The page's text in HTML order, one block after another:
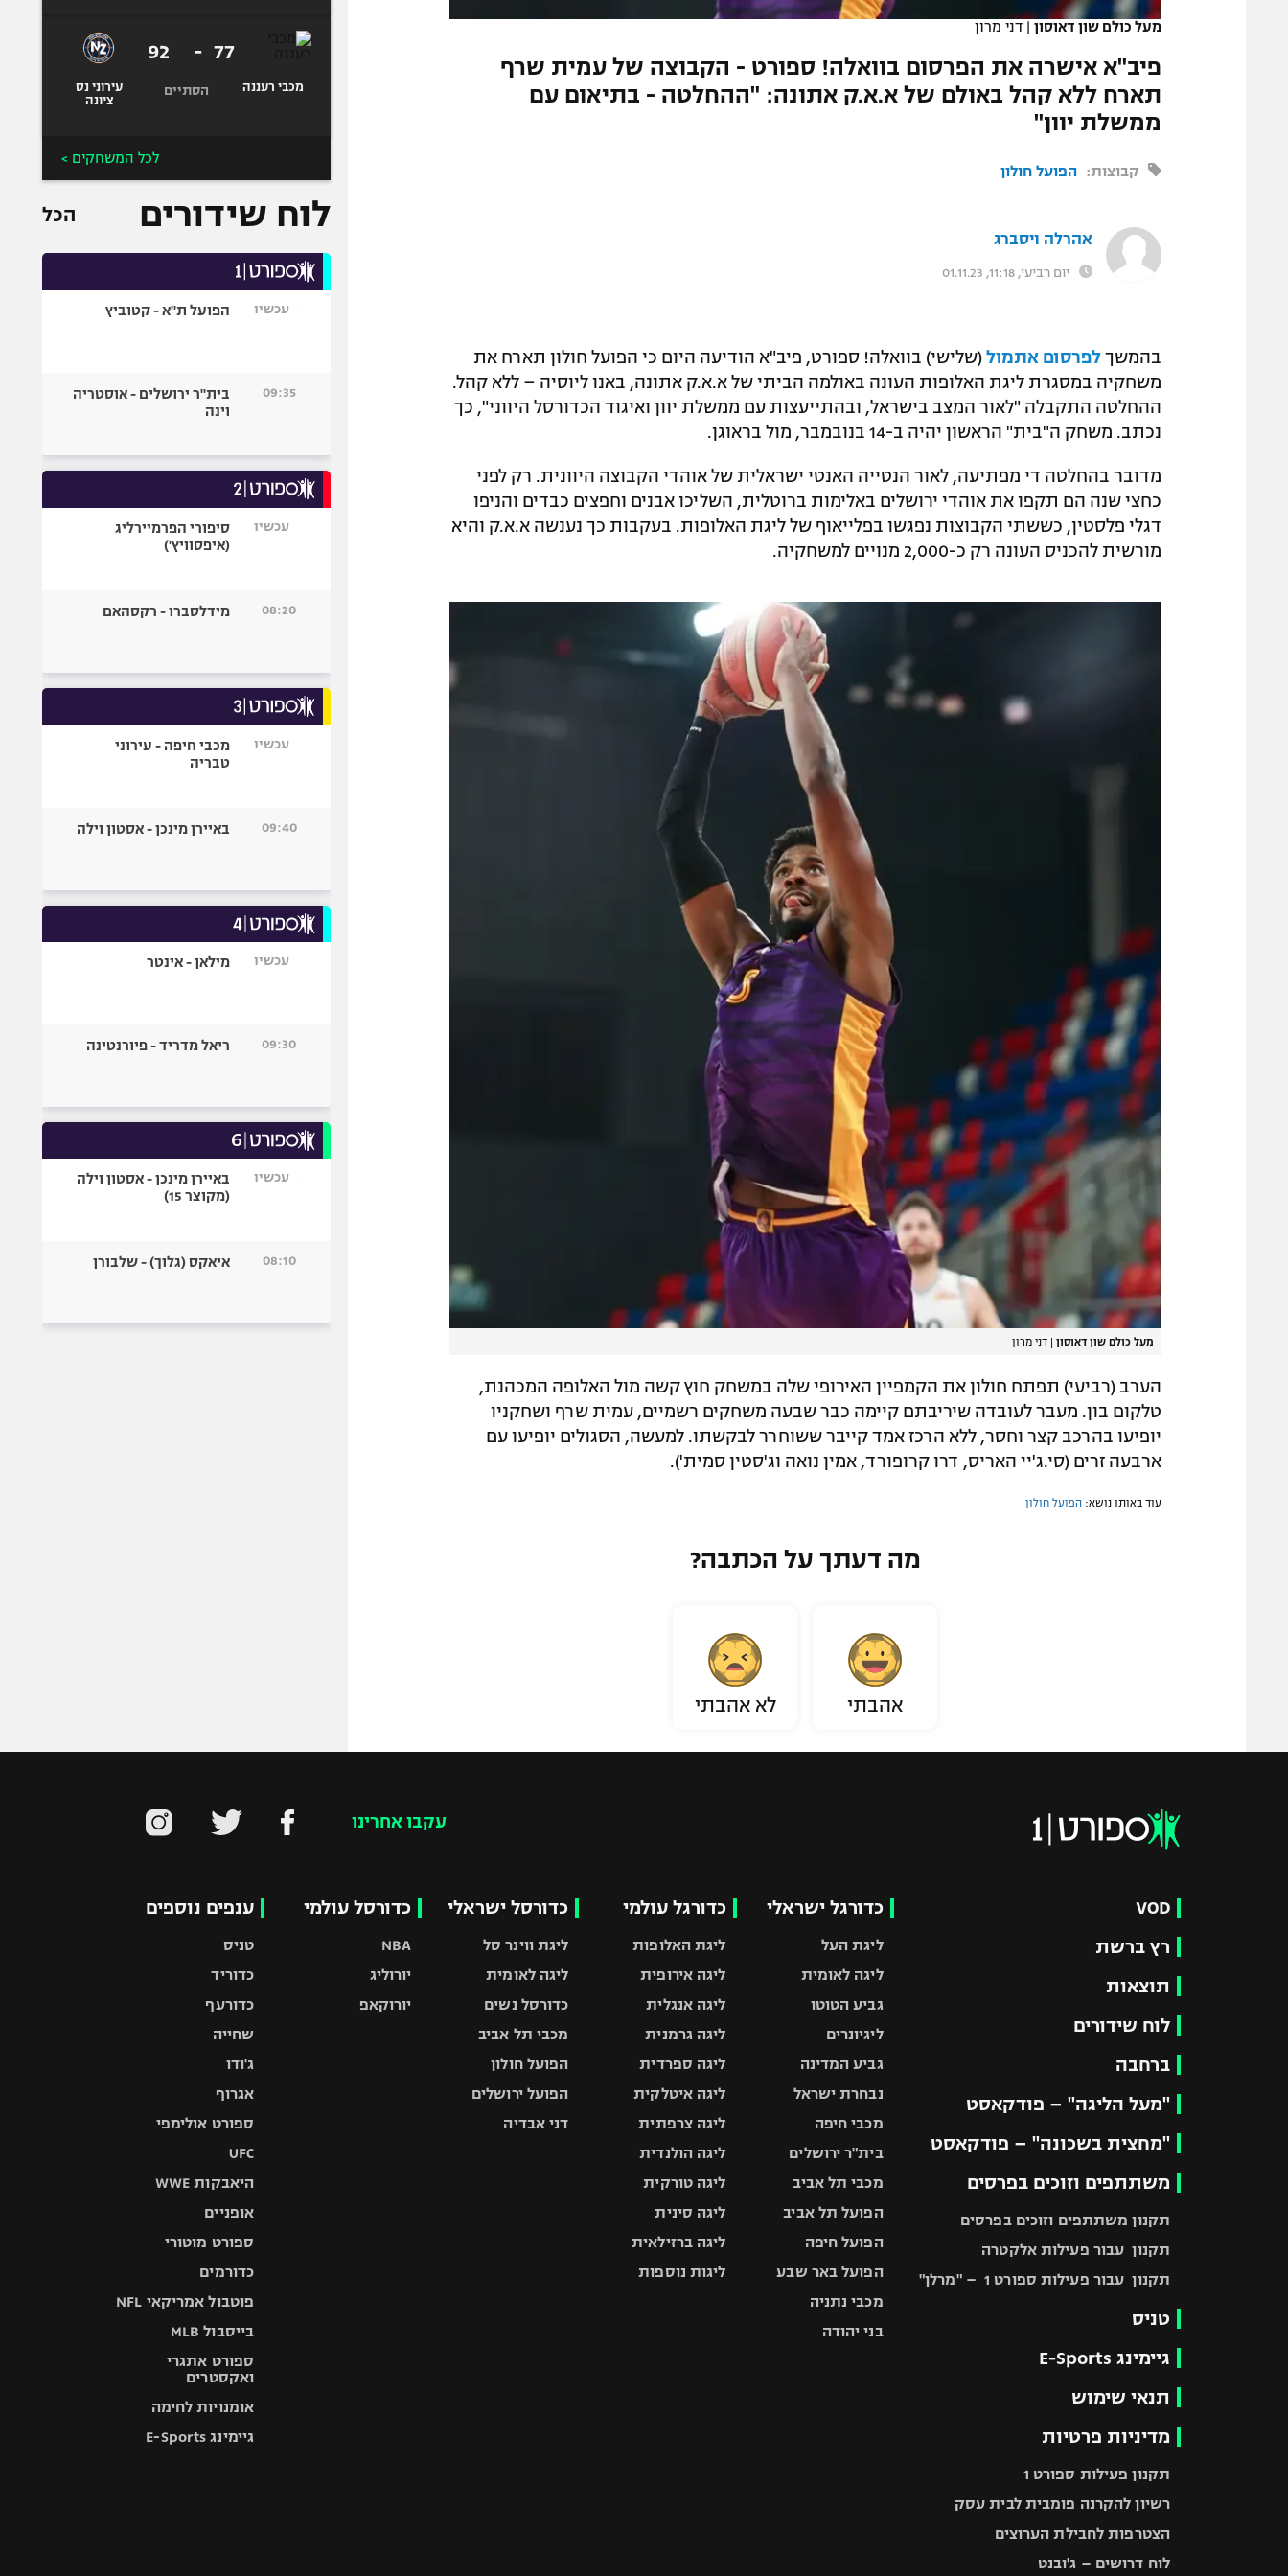
מעל כולם שון דאוסון | דני מרון
פיב"א אישרה את הפרסום בוואלה! ספורט - הקבוצה של עמית שרף
תארח ללא קהל באולם של א.א.ק אתונה: "ההחלטה - בתיאום עם
ממשלת יוון"
קבוצות: הפועל חולון
אהרלה ויסברג
יום רביעי, 11:18, 01.11.23
בהמשך לפרסום אתמול (שלישי) בוואלה! ספורט, פיב"א הודיעה היום כי הפועל חולון תארח את
משחקיה במסגרת ליגת האלופות העונה באולמה הביתי של א.א.ק אתונה, באנו ליוסיה – ללא קהל.
ההחלטה התקבלה "לאור המצב בישראל, ובהתייעצות עם ממשלת יוון ואיגוד הכדורסל היווני", כך
נכתב. משחק ה"בית" הראשון יהיה ב-14 בנובמבר, מול בראוגן.
מדובר בהחלטה די מפתיעה, לאור הנטייה האנטי ישראלית של אוהדי הקבוצה היוונית. רק לפני
כחצי שנה הם תקפו את אוהדי ירושלים באלימות ברוטלית, השליכו אבנים וחפצים כבדים והניפו
דגלי פלסטין, כששתי הקבוצות נפגשו בפלייאוף של ליגת האלופות. בעקבות כך נענשה א.א.ק והיא
מורשית להכניס העונה רק כ-2,000 מנויים למשחקיה.
מעל כולם שון דאוסון | דני מרון
הערב (רביעי) תפתח חולון את הקמפיין האירופי שלה במשחק חוץ קשה מול האלופה המכהנת,
טלקום בון. מעבר לעובדה שיריבתם קיימה כבר שבעה משחקים רשמיים, עמית שרף ושחקניו
יופיעו בהרכב קצר וחסר, ללא הרכז אמד קייבר ששוחרר לבקשתו. למעשה, הסגולים יופיעו עם
ארבעה זרים (סי.ג'יי האריס, דרו קרופורד, אמין נואה וג'סטין סמית').
עוד באותו נושא: הפועל חולון
מה דעתך על הכתבה?
אהבתי לא אהבתי
מכבי רעננה
77
-
92
הסתיים
עירוני נס
ציונה
לכל המשחקים >
לוח שידורים הכל
עכשיו הפועל ת"א - קטוביץ
09:35
בית"ר ירושלים - אוסטריה
וינה
עכשיו
סיפורי הפרמיירליג
(איפסוויץ')
08:20 מידלסברו - רקסהאם
עכשיו
מכבי חיפה - עירוני
טבריה
09:40 באיירן מינכן - אסטון וילה
עכשיו מילאן - אינטר
09:30 ריאל מדריד - פיורנטינה
עכשיו
באיירן מינכן - אסטון וילה
(מקוצר 15)
08:10 איאקס (גלוך) - שלבורן
עקבו אחרינו
VOD
רץ ברשת
תוצאות
לוח שידורים
ברחבה
"מעל הליגה" – פודקאסט
"מחצית בשכונה" – פודקאסט
משתתפים וזוכים בפרסים
תקנון משתתפים וזוכים בפרסים
תקנון עבור פעילות אלקטרה
תקנון עבור פעילות ספורט 1 – "מרלן"
טניס
גיימינג E-Sports
תנאי שימוש
מדיניות פרטיות
תקנון פעילות ספורט 1
רשיון להקרנה פומבית לבית עסק
הצטרפות לחבילת הערוצים
לוח דרושים – ג'ובנט
כדורגל ישראלי
ליגת העל
ליגה לאומית
גביע הטוטו
ליגיונרים
גביע המדינה
נבחרת ישראל
מכבי חיפה
בית"ר ירושלים
מכבי תל אביב
הפועל תל אביב
הפועל חיפה
הפועל באר שבע
מכבי נתניה
בני יהודה
כדורגל עולמי
ליגת האלופות
ליגה אירופית
ליגה אנגלית
ליגה גרמנית
ליגה ספרדית
ליגה איטלקית
ליגה צרפתית
ליגה הולנדית
ליגה טורקית
ליגה סינית
ליגה ברזילאית
ליגות נוספות
כדורסל ישראלי
ליגת ווינר סל
ליגה לאומית
כדורסל נשים
מכבי תל אביב
הפועל חולון
הפועל ירושלים
דני אבדיה
כדורסל עולמי
NBA
יורוליג
יורוקאפ
ענפים נוספים
טניס
כדוריד
כדורעף
שחייה
ג'ודו
אגרוף
ספורט אולימפי
UFC
היאבקות WWE
אופניים
ספורט מוטורי
כדורמים
פוטבול אמריקאי NFL
בייסבול MLB
ספורט אתגרי
ואקסטרים
אומנויות לחימה
גיימינג E-Sports